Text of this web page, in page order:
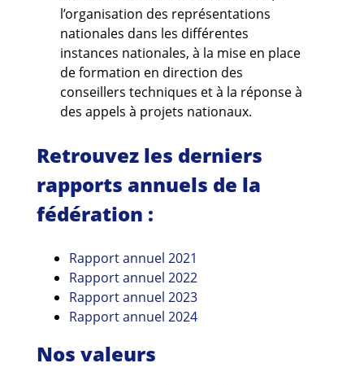
l’organisation des représentations
nationales dans les différentes
instances nationales, à la mise en place
de formation en direction des
conseillers techniques et à la réponse à
des appels à projets nationaux.
Retrouvez les derniers
rapports annuels de la
fédération :
Rapport annuel 2021
Rapport annuel 2022
Rapport annuel 2023
Rapport annuel 2024
Nos valeurs